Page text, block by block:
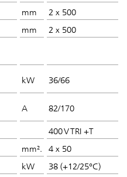
mm
2 x 500
mm 2 x 500
kW 36/66
A 82/170
400 V TRI +T
mm².
4 x 50
kW 38 (+12/25°C)